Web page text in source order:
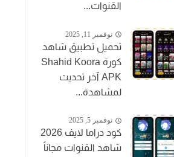
القنوات...
نوفمبر 11, 2025
تحميل تطبيق شاهد
كورة Shahid Koora
APK آخر تحديث
لمشاهدة...
نوفمبر 5, 2025
كود دراما لايف 2026
شاهد القنوات مجاناً